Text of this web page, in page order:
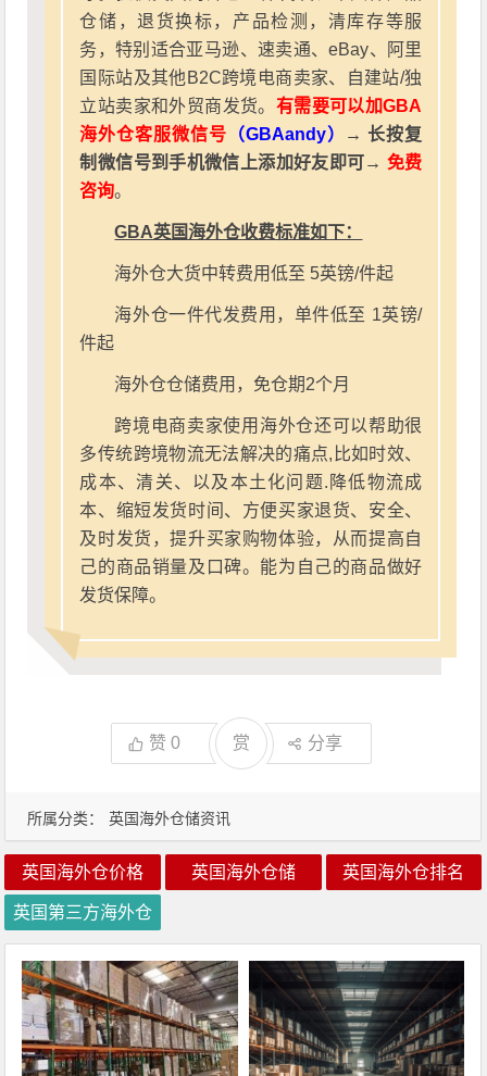
所属分类： 英国海外仓储资讯
仓储，退货换标，产品检测，清库存等服
务，特别适合亚马逊、速卖通、eBay、阿里
国际站及其他B2C跨境电商卖家、自建站/独
立站卖家和外贸商发货。 有需要可以加GBA
海外仓客服微信号 （GBAandy）
→ 长按复
制微信号到手机微信上添加好友即可→ 免费
咨询。
GBA英国海外仓收费标准如下：
海外仓大货中转费用低至 5英镑/件起
海外仓一件代发费用，单件低至 1英镑/
件起
海外仓仓储费用，免仓期2个月
跨境电商卖家使用海外仓还可以帮助很
多传统跨境物流无法解决的痛点,比如时效、
成本、清关、以及本土化问题.降低物流成
本、缩短发货时间、方便买家退货、安全、
及时发货，提升买家购物体验，从而提高自
己的商品销量及口碑。能为自己的商品做好
发货保障。
赞0 赏 分享
英国海外仓价格 英国海外仓储 英国海外仓排名
英国第三方海外仓